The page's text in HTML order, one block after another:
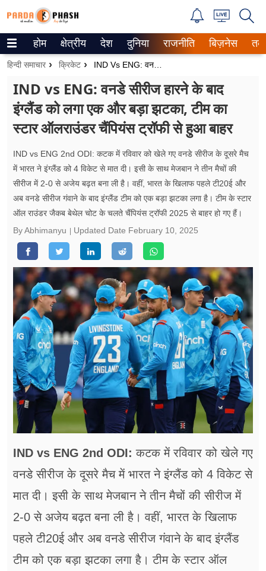
Trending on Google News
वेब स्टोरीज
उत्तर प्रदेश
गैलरी
वीडियो
रिलेशनशिप
जीवन मंत्रा
फूड
सेहत
ब्‍यूटी
जॉब्स
शिक्षा
अन्य खबरें
होम क्षेत्रीय देश दुनिया राजनीति बिज़नेस
हिन्दी समाचार क्रिकेट
IND vs ENG: वनडे सीरीज हारने के बाद
इंग्लैंड को लगा एक और बड़ा झटका, टीम का
स्टार ऑलराउंडर चैंपियंस ट्रॉफी से हुआ बाहर
IND vs ENG 2nd ODI: कटक में रविवार को खेले गए वनडे सीरीज के दूसरे मैच
में भारत ने इंग्लैंड को 4 विकेट से मात दी। इसी के साथ मेजबान ने तीन मैचों की
सीरीज में 2-0 से अजेय बढ़त बना ली है। वहीं, भारत के खिलाफ पहले टी20ई और
अब वनडे सीरीज गंवाने के बाद इंग्लैंड टीम को एक बड़ा झटका लगा है। टीम के स्टार
ऑल राउंडर जैकब बेथेल चोट के चलते चैंपियंस ट्रॉफी 2025 से बाहर हो गए हैं।
By Abhimanyu
Updated Date February 10, 2025
IND vs ENG 2nd ODI: कटक में रविवार को खेले गए
वनडे सीरीज के दूसरे मैच में भारत ने इंग्लैंड को 4 विकेट से
मात दी। इसी के साथ मेजबान ने तीन मैचों की सीरीज में
2-0 से अजेय बढ़त बना ली है। वहीं, भारत के खिलाफ
पहले टी20ई और अब वनडे सीरीज गंवाने के बाद इंग्लैंड
टीम को एक बड़ा झटका लगा है। टीम के स्टार ऑल